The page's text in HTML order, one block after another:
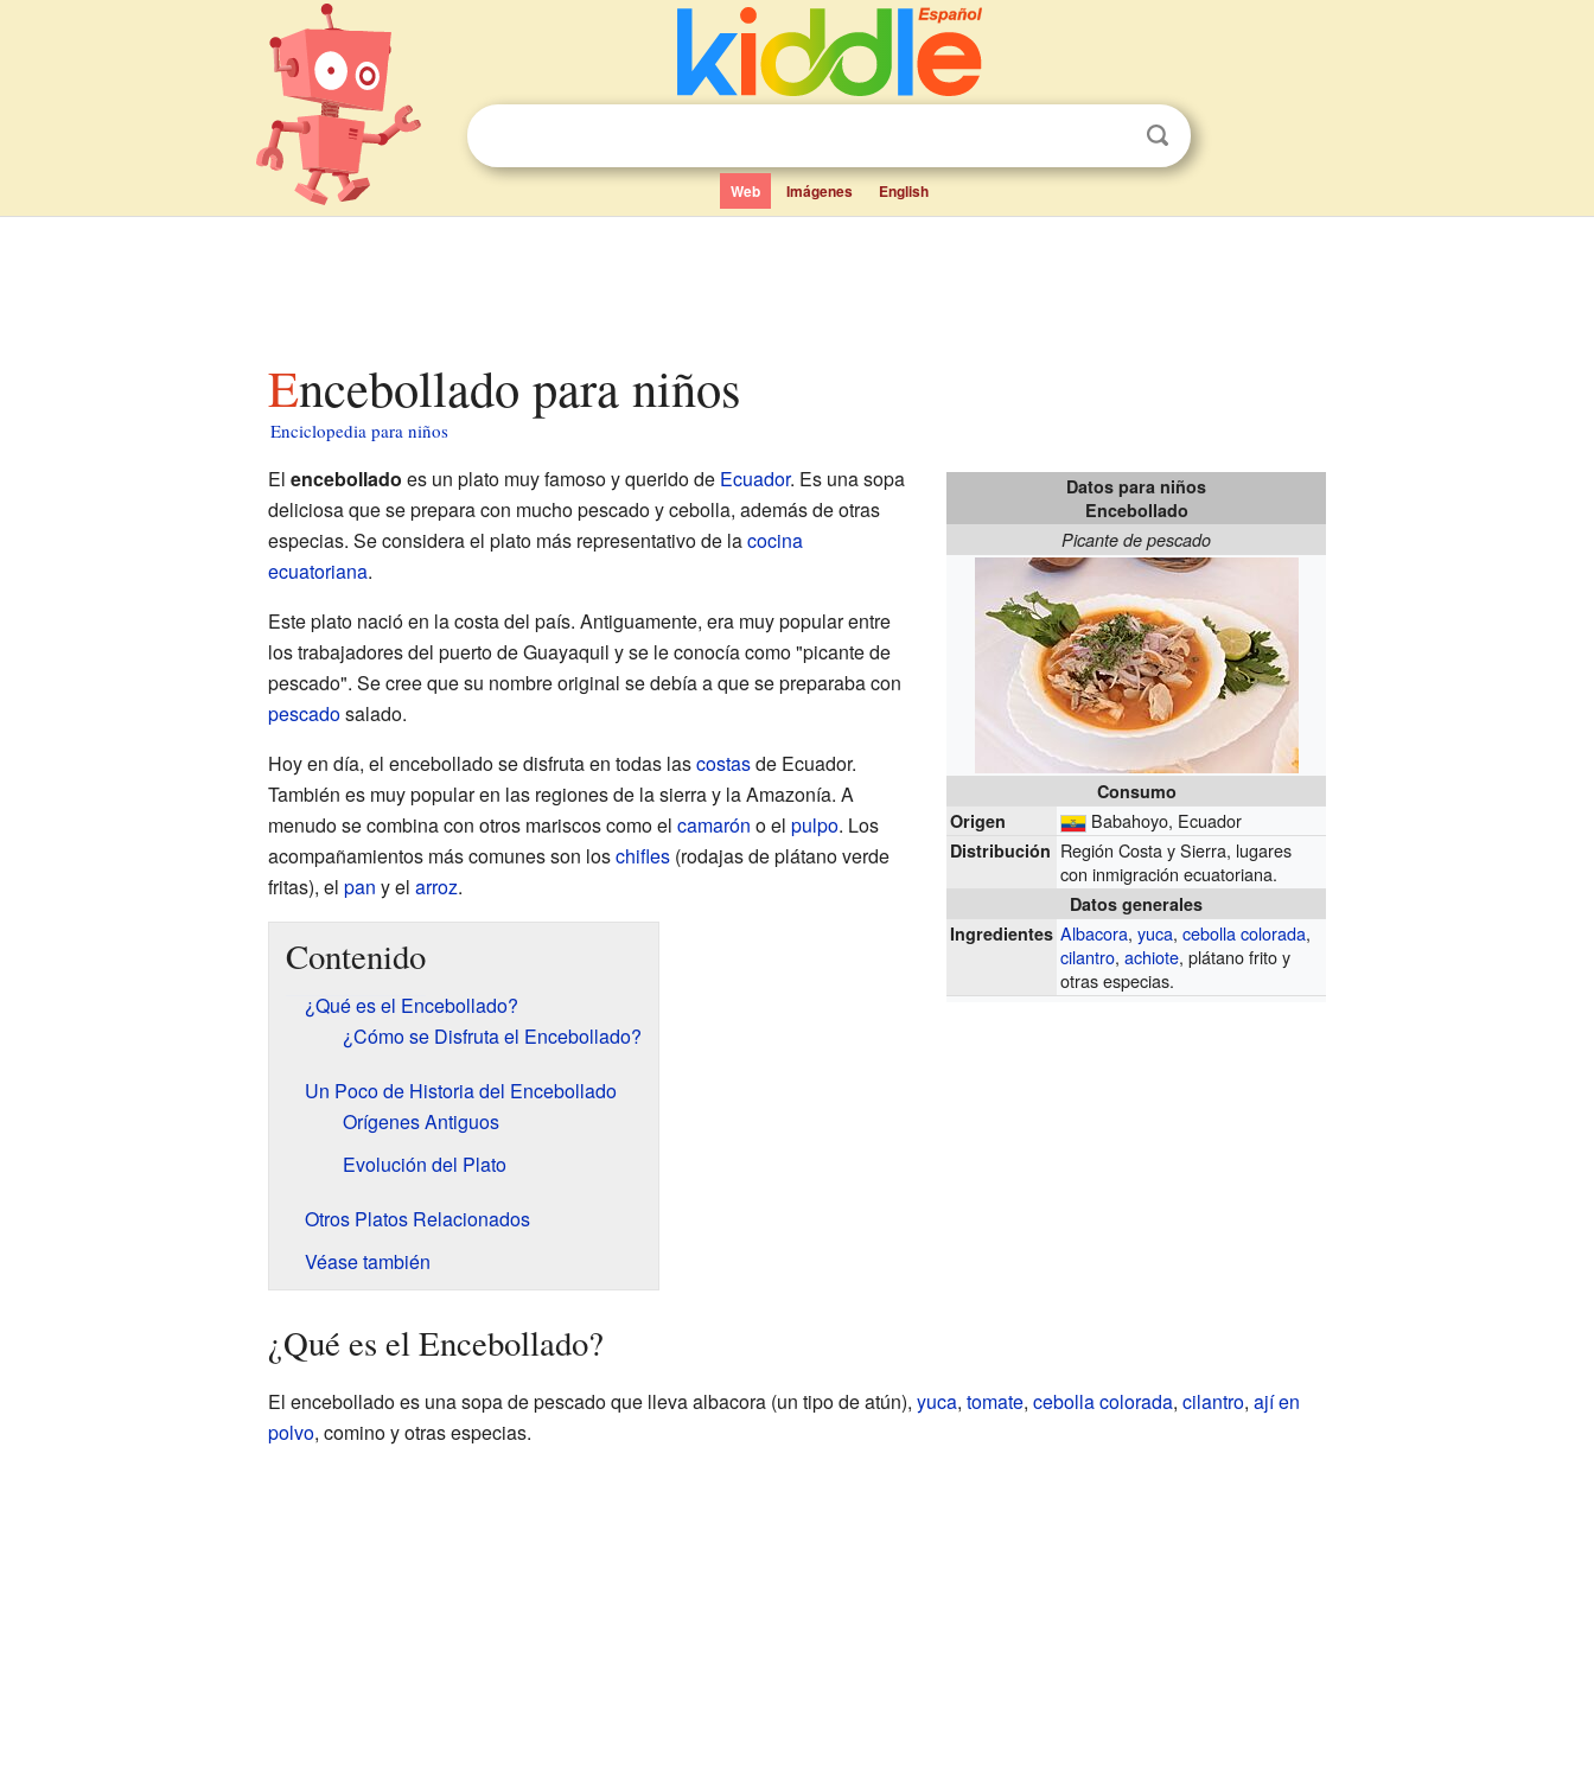
Web Imágenes English
Encebollado para niños
Enciclopedia para niños
Datos para niños
Encebollado
Picante de pescado
Consumo
Origen
Babahoyo, Ecuador
Distribución Región Costa y Sierra, lugares
con inmigración ecuatoriana.
Datos generales
Ingredientes Albacora,yuca,cebolla colorada,
cilantro,achiote, plátano frito y
otras especias.
El encebollado es un plato muy famoso y querido de Ecuador. Es una sopa
deliciosa que se prepara con mucho pescado y cebolla, además de otras
especias. Se considera el plato más representativo de lacocina
ecuatoriana.
Este plato nació en la costa del país. Antiguamente, era muy popular entre
los trabajadores del puerto de Guayaquil y se le conocía como "picante de
pescado". Se cree que su nombre original se debía a que se preparaba con
pescadosalado.
Hoy en día, el encebollado se disfruta en todas lascostasde Ecuador.
También es muy popular en las regiones de la sierra y la Amazonía. A
menudo se combina con otros mariscos como el camarón o el pulpo. Los
acompañamientos más comunes son loschifles(rodajas de plátano verde
fritas), el pan y el arroz.
Contenido
¿Qué es el Encebollado?
¿Cómo se Disfruta el Encebollado?
Un Poco de Historia del Encebollado
Orígenes Antiguos
Evolución del Plato
Otros Platos Relacionados
Véase también
¿Qué es el Encebollado?
El encebollado es una sopa de pescado que lleva albacora (un tipo de atún), yuca, tomate, cebolla colorada, cilantro, ají en
polvo, comino y otras especias.